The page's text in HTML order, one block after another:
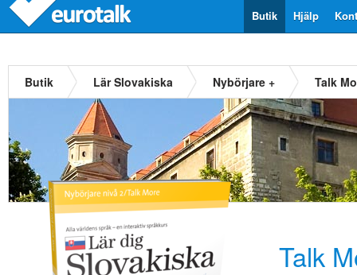
Hjälp
Butik
Butik Lär Slovakiska Nybörjare + Talk
Talk